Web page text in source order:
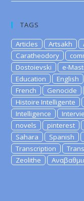
TAGS
Articles Artsakh
Caratheodory
Dostoievski
e-
Education
English
French
Genocide
Histoire Intelligente
Intelligence
novels
pinterest
Sahara
Spanish
Transcription
Zeolithe